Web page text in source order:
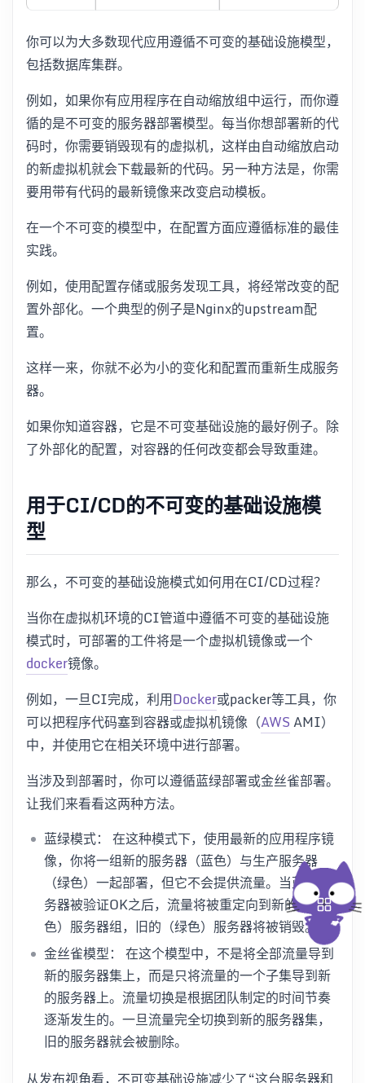
你可以为大多数现代应用遵循不可变的基础设施模型，
包括数据库集群。
例如，如果你有应用程序在自动缩放组中运行，而你遵
循的是不可变的服务器部署模型。每当你想部署新的代
码时，你需要销毁现有的虚拟机，这样由自动缩放启动
的新虚拟机就会下载最新的代码。另一种方法是，你需
要用带有代码的最新镜像来改变启动模板。
在一个不可变的模型中，在配置方面应遵循标准的最佳
实践。
例如，使用配置存储或服务发现工具，将经常改变的配
置外部化。一个典型的例子是Nginx的upstream配
置。
这样一来，你就不必为小的变化和配置而重新生成服务
器。
如果你知道容器，它是不可变基础设施的最好例子。除
了外部化的配置，对容器的任何改变都会导致重建。
用于CI/CD的不可变的基础设施模
型
那么，不可变的基础设施模式如何用在CI/CD过程？
当你在虚拟机环境的CI管道中遵循不可变的基础设施
模式时，可部署的工件将是一个虚拟机镜像或一个
docker镜像。
例如，一旦CI完成，利用Docker或packer等工具，你
可以把程序代码塞到容器或虚拟机镜像（AWSAMI）
中，并使用它在相关环境中进行部署。
当涉及到部署时，你可以遵循蓝绿部署或金丝雀部署。
让我们来看看这两种方法。
蓝绿模式： 在这种模式下，使用最新的应用程序镜
像，你将一组新的服务器（蓝色）与生产服务器
（绿色）一起部署，但它不会提供流量。当蓝色服
务器被验证OK之后，流量将被重定向到新的（蓝
色）服务器组，旧的（绿色）服务器将被销毁。
金丝雀模型： 在这个模型中，不是将全部流量导到
新的服务器集上，而是只将流量的一个子集导到新
的服务器上。流量切换是根据团队制定的时间节奏
逐渐发生的。一旦流量完全切换到新的服务器集，
旧的服务器就会被删除。